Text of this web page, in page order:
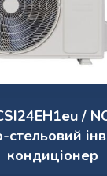
/
стельовий
кондиціонер